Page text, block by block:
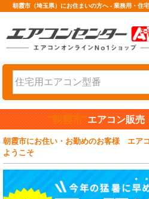
朝霞市（埼玉県）にお住まいの方へ - 業務用・住
"朝霞市"エアコン販売
朝霞市にお住い・お勤めのお客様 エア
ようこそ